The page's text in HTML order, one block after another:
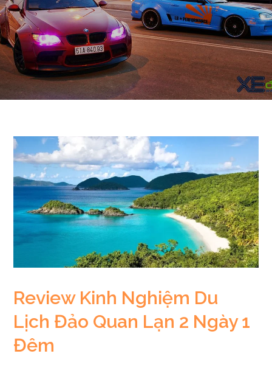
Review Kinh Nghiệm Du
Lịch Đảo Quan Lạn 2 Ngày 1
Đêm